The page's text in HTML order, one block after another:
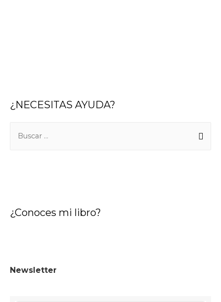
¿NECESITAS AYUDA?
¿Conoces mi libro?
Newsletter